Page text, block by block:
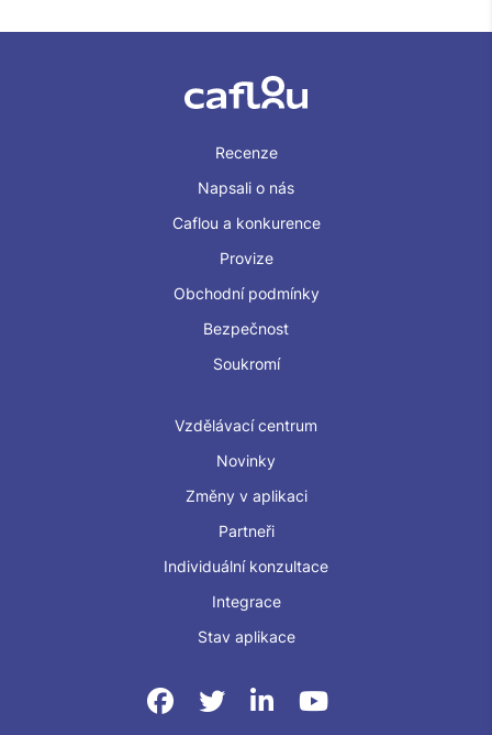
Recenze
Napsali o nás
Caflou a konkurence
Provize
Obchodní podmínky
Bezpečnost
Soukromí
Vzdělávací centrum
Novinky
Změny v aplikaci
Partneři
Individuální konzultace
Integrace
Stav aplikace